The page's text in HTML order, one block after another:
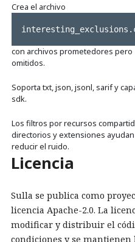
Crea el archivo
con archivos prometedores pero
omitidos.
Soporta txt, json, jsonl, sarif y
sdk.
Los filtros por recursos
directorios y extensiones ayudan
reducir el ruido.
Licencia
Sulla se publica como
licencia Apache-2.0. La
modificar y distribuir el
condiciones y se mantienen